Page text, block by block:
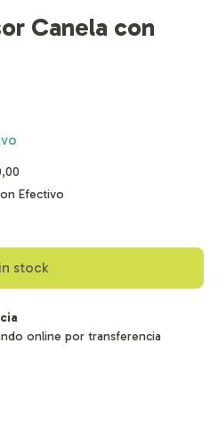
Canela con
Efectivo
online por transferencia